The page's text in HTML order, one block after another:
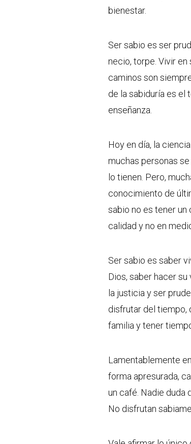
bienestar.
Ser sabio es ser
necio, torpe. Vivir en
caminos son
de la sabiduría es el
enseñanza.
Hoy en día, la
muchas personas
lo tienen. Pero,
conocimiento de
sabio no es tener
calidad y no en
Ser sabio es saber
Dios, saber hacer
la justicia y ser
disfrutar del tiempo,
familia y tener
Lamentablemente
forma apresurada,
un café. Nadie duda
No disfrutan